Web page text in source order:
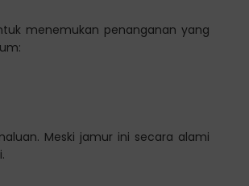
menemukan penanganan yang
Meski jamur ini secara alami